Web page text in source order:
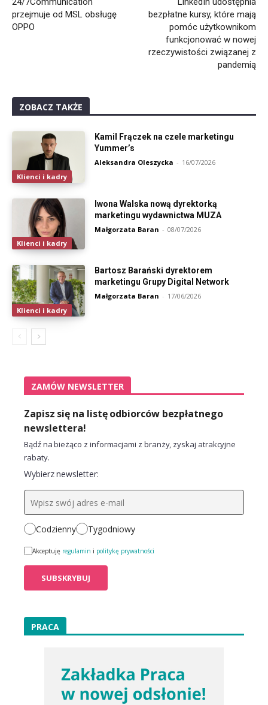
przejmuje od MSL obsługę
OPPO
bezpłatne kursy, które mają
pomóc użytkownikom
funkcjonować w nowej
rzeczywistości związanej z
pandemią
ZOBACZ TAKŻE
Klienci i kadry
Kamil Frączek na czele marketingu
Yummer’s
Aleksandra Oleszycka - 16/07/2026
Klienci i kadry
Iwona Walska nową dyrektorką
marketingu wydawnictwa MUZA
Małgorzata Baran - 08/07/2026
Klienci i kadry
Bartosz Barański dyrektorem
marketingu Grupy Digital Network
Małgorzata Baran - 17/06/2026
ZAMÓW NEWSLETTER
Zapisz się na listę odbiorców bezpłatnego
newslettera!
Bądź na bieżąco z informacjami z branży, zyskaj atrakcyjne
rabaty.
Wybierz newsletter:
Codzienny Tygodniowy
Akceptuję regulamin i politykę prywatności
PRACA